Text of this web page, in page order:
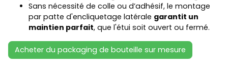
Sans nécessité de colle ou d’adhésif, le montage
par patte d'encliquetage latérale garantit un
maintien parfait, que l'étui soit ouvert ou fermé.
Acheter du packaging de bouteille sur mesure